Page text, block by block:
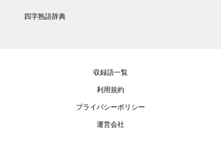
四字熟語辞典
収録語一覧
利用規約
プライバシーポリシー
運営会社